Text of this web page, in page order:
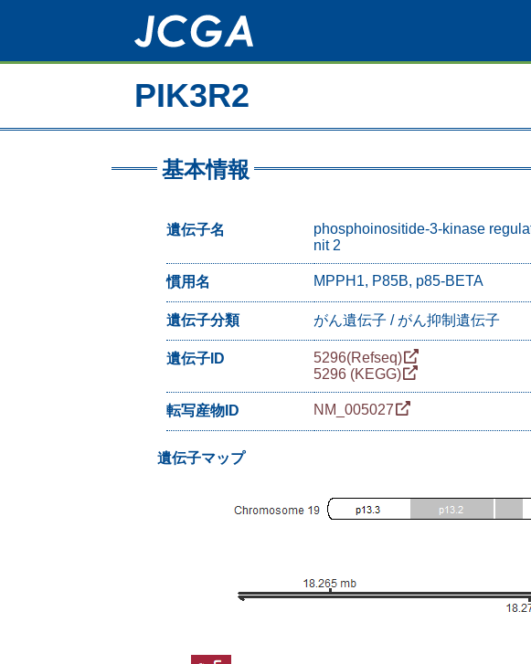
コ
PIK3R2
基本情報
遺伝子名
phosphoinositide-3-kinase
nit 2
慣用名 MPPH1, P85B, p85-BETA
遺伝子分類 がん遺伝子 / がん抑制遺伝子
遺伝子ID
5296(Refseq)
5296 (KEGG)
転写産物ID NM_005027
遺伝子マップ